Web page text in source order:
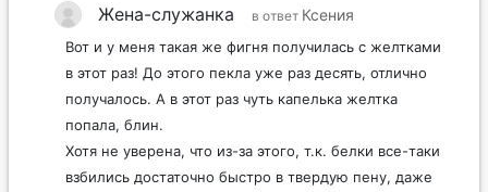
Жена-служанка в ответ Ксения
Вот и у меня такая же фигня получилась с желтками
в этот раз! До этого пекла уже раз десять, отлично
получалось. А в этот раз чуть капелька желтка
попала, блин.
Хотя не уверена, что из-за этого, т.к. белки все-таки
взбились достаточно быстро в твердую пену, даже